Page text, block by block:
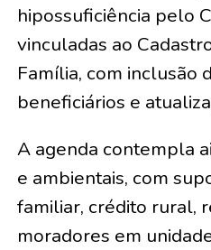
hipossuficiência pelo
vinculadas ao
Família, com inclusão
beneficiários e
A agenda contempla
e ambientais, com
familiar, crédito rural,
moradores em